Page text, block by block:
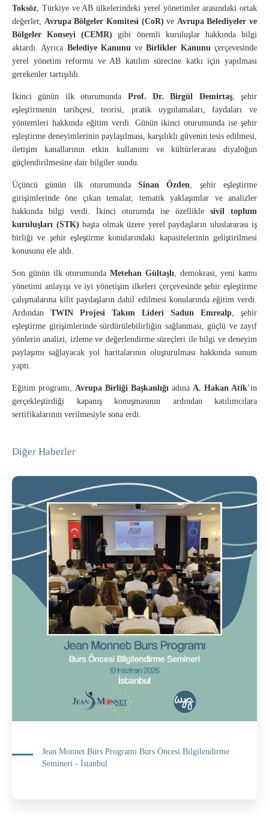
Toksöz , Türkiye ve AB ülkelerindeki yerel yönetimler arasındaki ortak
değerler, Avrupa Bölgeler Komitesi (CoR) ve Avrupa Belediyeler ve
Bölgeler Konseyi (CEMR) gibi önemli kuruluşlar hakkında bilgi
aktardı. Ayrıca Belediye Kanunu veBirlikler Kanunu çerçevesinde
yerel yönetim reformu ve AB katılım sürecine katkı için yapılması
gerekenler tartışıldı.
İkinci günün ilk oturumunda Prof. Dr. Birgül Demirtaş, şehir
eşleştirmenin tarihçesi, teorisi, pratik uygulamaları, faydaları ve
yöntemleri hakkında eğitim verdi. Günün ikinci oturumunda ise şehir
eşleştirme deneyimlerinin paylaşılması, karşılıklı güvenin tesis edilmesi,
iletişim kanallarının etkin kullanımı ve kültürlerarası diyaloğun
güçlendirilmesine dair bilgiler sundu.
Üçüncü günün ilk oturumundaSinan Özden , şehir eşleştirme
girişimlerinde öne çıkan temalar, tematik yaklaşımlar ve analizler
hakkında bilgi verdi. İkinci oturumda ise özellikle sivil toplum
kuruluşları (STK) başta olmak üzere yerel paydaşların uluslararası iş
birliği ve şehir eşleştirme konularındaki kapasitelerinin geliştirilmesi
konusunu ele aldı.
Son günün ilk oturumunda Metehan Gültaşlı , demokrasi, yeni kamu
yönetimi anlayışı ve iyi yönetişim ilkeleri çerçevesinde şehir eşleştirme
çalışmalarına kilit paydaşların dahil edilmesi konularında eğitim verdi.
Ardından TWIN Projesi Takım Lideri Sadun Emrealp , şehir
eşleştirme girişimlerinde sürdürülebilirliğin sağlanması, güçlü ve zayıf
yönlerin analizi, izleme ve değerlendirme süreçleri ile bilgi ve deneyim
paylaşımı sağlayacak yol haritalarının oluşturulması hakkında sunum
yaptı.
Eğitim programı, Avrupa Birliği Başkanlığı adına A. Hakan Atik’in
gerçekleştirdiği kapanış konuşmasının ardından katılımcılara
sertifikalarının verilmesiyle sona erdi.
Diğer Haberler
Jean Monnet Burs Programı Burs Öncesi Bilgilendirme
Semineri - İstanbul